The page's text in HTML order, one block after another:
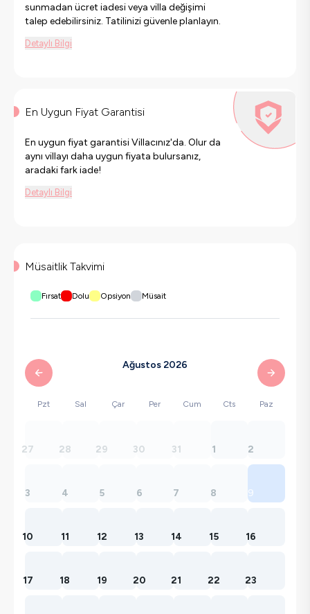
sunmadan ücret iadesi veya villa değişimi
talep edebilirsiniz. Tatilinizi güvenle planlayın.
Detaylı Bilgi
En Uygun Fiyat Garantisi
En uygun fiyat garantisi Villacınız'da. Olur da
aynı villayı daha uygun fiyata bulursanız,
aradaki fark iade!
Detaylı Bilgi
Müsaitlik Takvimi
Fırsat Dolu Opsiyon Müsait
Ağustos 2026
Pzt Sal Çar Per Cum Cts Paz
27 28 29 30 31 1 2
3 4 5 6 7 8 9
10 11 12 13 14 15 16
17 18 19 20 21 22 23